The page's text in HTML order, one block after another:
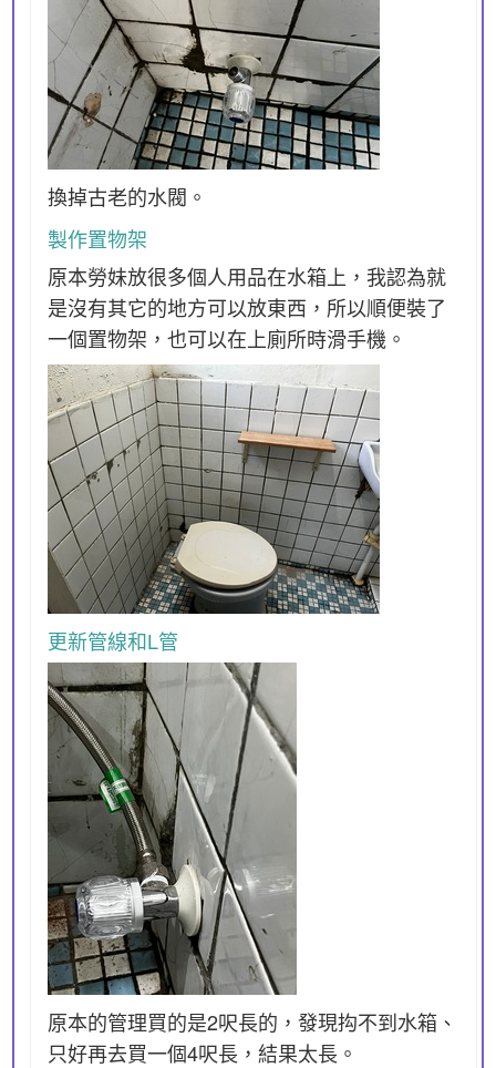
換掉古老的水閥。
製作置物架
原本勞妹放很多個人用品在水箱上，我認為就
是沒有其它的地方可以放東西，所以順便裝了
一個置物架，也可以在上廁所時滑手機。
更新管線和L管
原本的管理買的是2呎長的，發現抅不到水箱、
只好再去買一個4呎長，結果太長。